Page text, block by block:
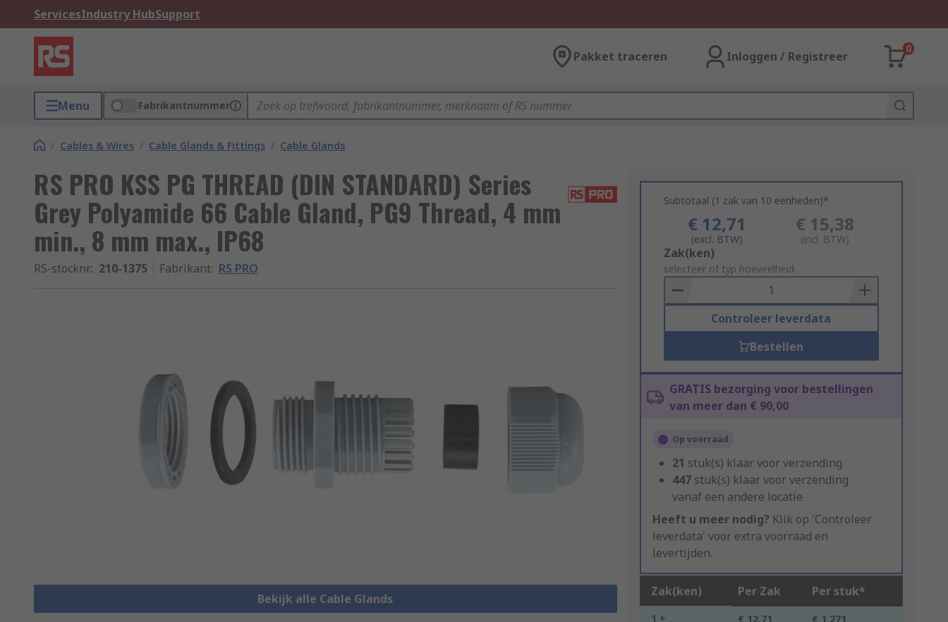
ServicesIndustry HubSupport
Pakket traceren Inloggen / Registreer
0
Menu Fabrikantnummer
/ Cables & Wires / Cable Glands & Fittings / Cable Glands
RS PRO KSS PG THREAD (DIN STANDARD) Series
Grey Polyamide 66 Cable Gland, PG9 Thread, 4 mm
min., 8 mm max., IP68
RS-stocknr.: 210-1375 Fabrikant: RS PRO
Bekijk alle Cable Glands
Subtotaal (1 zak van 10 eenheden)*
€ 12,71
(excl. BTW)
€ 15,38
(incl. BTW)
Add
to
Basket
Zak(ken)
selecteer of typ hoeveelheid
Controleer leverdata
Bestellen
GRATIS bezorging voor bestellingen
van meer dan € 90,00
Op voorraad
21 stuk(s) klaar voor verzending
447 stuk(s) klaar voor verzending
vanaf een andere locatie
Heeft u meer nodig? Klik op 'Controleer
leverdata' voor extra voorraad en
levertijden.
Zak(ken) Per Zak Per stuk*
1 + € 12,71 € 1,271